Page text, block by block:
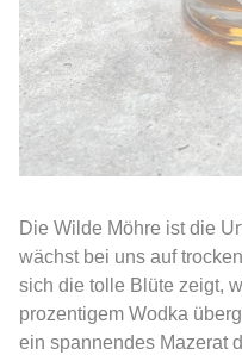
Die Wilde Möhre ist die
wächst bei uns auf
sich die tolle Blüte zeigt,
prozentigem Wodka
ein spannendes Mazerat